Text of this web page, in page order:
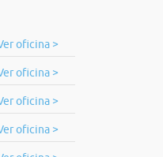
oficina >
oficina >
oficina >
oficina >